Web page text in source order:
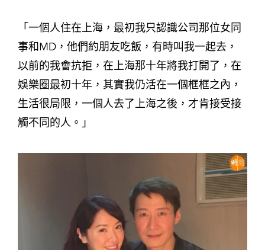
「一個人住在上海，最初我只認識公司那位女同
事和MD，他們約朋友吃飯，有時叫我一起去，
以前的我會抗拒，在上海那十年將我打開了，在
娛樂圈最初十年，其實我仍活在一個框框之內，
生活很局限，一個人去了上海之後，才肯接受接
觸不同的人。」